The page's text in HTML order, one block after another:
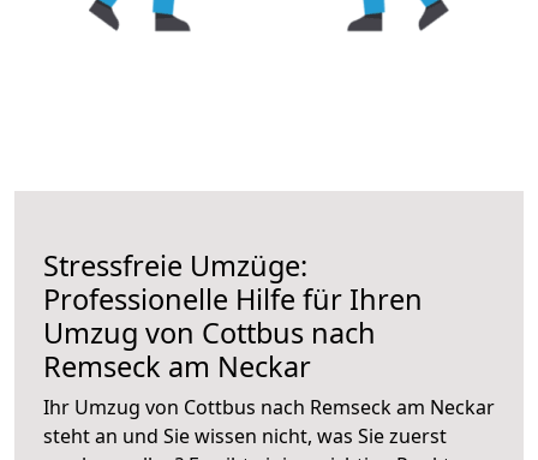
Stressfreie Umzüge:
Professionelle Hilfe für Ihren
Umzug von Cottbus nach
Remseck am Neckar
Ihr Umzug von Cottbus nach Remseck am Neckar
steht an und Sie wissen nicht, was Sie zuerst